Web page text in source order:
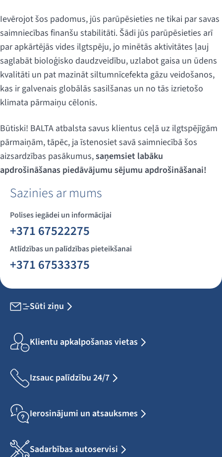
Ievērojot šos padomus, jūs parūpēsieties ne tikai par savas
saimniecības finanšu stabilitāti. Šādi jūs parūpēsieties arī
par apkārtējās vides ilgtspēju, jo minētās aktivitātes ļauj
saglabāt bioloģisko daudzveidību, uzlabot gaisa un ūdens
kvalitāti un pat mazināt siltumnīcefekta gāzu veidošanos,
kas ir galvenais globālās sasilšanas un no tās izrietošo
klimata pārmaiņu cēlonis.
Būtiski! BALTA atbalsta savus klientus ceļā uz ilgtspējīgām
pārmaiņām, tāpēc, ja īstenosiet savā saimniecībā šos
aizsardzības pasākumus,saņemsiet labāku
apdrošināšanas piedāvājumu sējumu apdrošināšanai!
Sazinies ar mums
Polises iegādei un informācijai
+371 67522275
Atlīdzības un palīdzības pieteikšanai
+371 67533375
Sūti ziņu
Klientu apkalpošanas vietas
Izsauc palīdzību 24/7
Ierosinājumi un atsauksmes
Sadarbības autoservisi